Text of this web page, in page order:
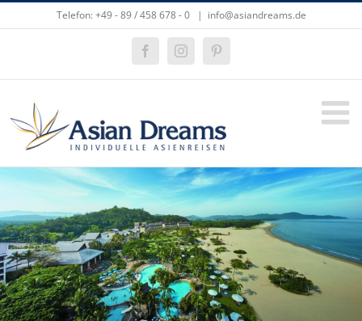
Inhalt
Telefon: +49 - 89 / 458 678 - 0 | info@asiandreams.de
FacebookInstagramPinterest
Zeige
Bild